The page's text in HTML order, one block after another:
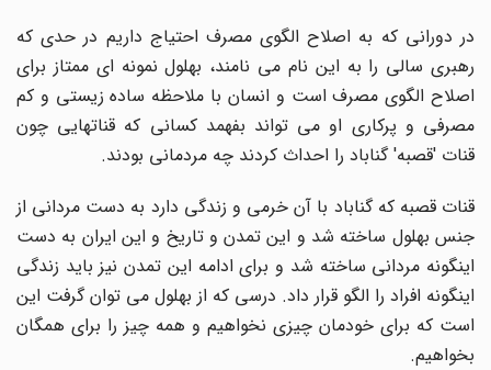
در دورانی که به اصلاح الگوی مصرف احتیاج داریم در حدی که
رهبری سالی را به این نام می نامند، بهلول نمونه ای ممتاز برای
اصلاح الگوی مصرف است و انسان با ملاحظه ساده زیستی و کم
مصرفی و پرکاری او می تواند بفهمد کسانی که قناتهایی چون
قنات 'قصبه' گناباد را احداث کردند چه مردمانی بودند.
قنات قصبه که گناباد با آن خرمی و زندگی دارد به دست مردانی از
جنس بهلول ساخته شد و این تمدن و تاریخ و این ایران به دست
اینگونه مردانی ساخته شد و برای ادامه این تمدن نیز باید زندگی
اینگونه افراد را الگو قرار داد. درسی که از بهلول می توان گرفت این
است که برای خودمان چیزی نخواهیم و همه چیز را برای همگان
بخواهیم.